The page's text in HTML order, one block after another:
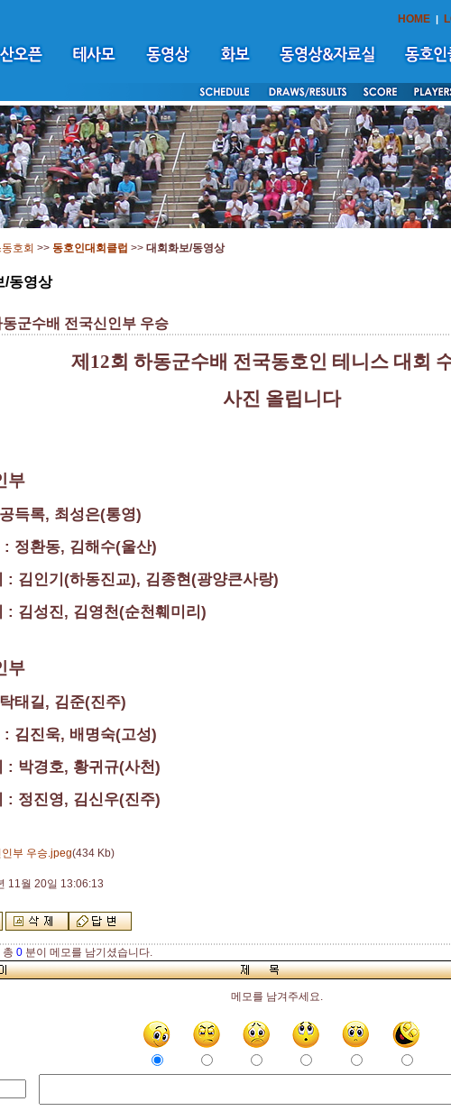
HOME |
호회 >> 동호인대회클럽 >> 대회화보/동영상
/동영상
군수배 전국신인부 우승
제12회 하동군수배 전국동호인 테니스 대회
사진 올립니다
부
득록, 최성은(통영)
정환동, 김해수(울산)
: 김인기(하동진교), 김종현(광양큰사랑)
: 김성진, 김영천(순천훼미리)
부
태길, 김준(진주)
김진욱, 배명숙(고성)
: 박경호, 황귀규(사천)
: 정진영, 김신우(진주)
부 우승.jpeg(434 Kb)
11월 20일 13:06:13
총 0 분이 메모를 남기셨습니다.
메모를 남겨주세요.